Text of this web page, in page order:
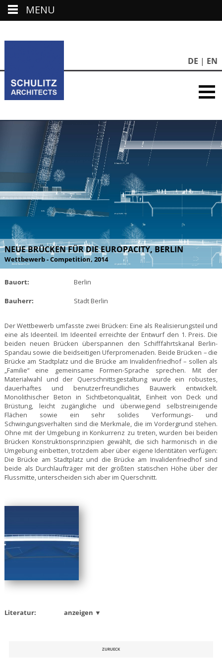
DE EN
NEUE BRÜCKEN FÜR DIE EUROPACITY, BERLIN
Wettbewerb - Competition, 2014
Bauort: Berlin
Bauherr: Stadt Berlin
Der Wettbewerb umfasste zwei Brücken: Eine als Realisierungsteil und
eine als Ideenteil. Im Ideenteil erreichte der Entwurf den 1. Preis. Die
beiden neuen Brücken überspannen den Schifffahrtskanal Berlin-
Spandau sowie die beidseitigen Uferpromenaden. Beide Brücken – die
Brücke am Stadtplatz und die Brücke am Invalidenfriedhof – sollen als
„Familie“ eine gemeinsame Formen-Sprache sprechen. Mit der
Materialwahl und der Querschnittsgestaltung wurde ein robustes,
dauerhaftes und benutzerfreundliches Bauwerk entwickelt.
Monolithischer Beton in Sichtbetonqualität, Einheit von Deck und
Brüstung, leicht zugängliche und überwiegend selbstreinigende
Flächen sowie ein sehr solides Verformungs- und
Schwingungsverhalten sind die Merkmale, die im Vordergrund stehen.
Ohne mit der Umgebung in Konkurrenz zu treten, wurden bei beiden
Brücken Konstruktionsprinzipien gewählt, die sich harmonisch in die
Umgebung einbetten, trotzdem aber über eigene Identitäten verfügen:
Die Brücke am Stadtplatz und die Brücke am Invalidenfriedhof sind
beide als Durchlaufträger mit der größten statischen Höhe über der
Flussmitte, unterscheiden sich aber im Querschnitt.
Literatur: anzeigen ▼
ZURUECK
MENU